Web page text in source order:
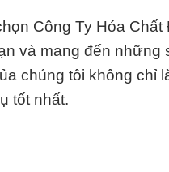
Công Ty Hóa
và mang đến
chúng tôi không chỉ
tốt nhất.